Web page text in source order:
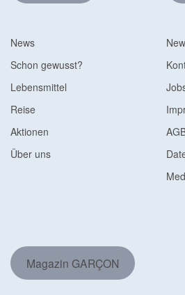
News
Schon gewusst?
Lebensmittel
Reise
Aktionen
Über uns
Magazin GARÇON